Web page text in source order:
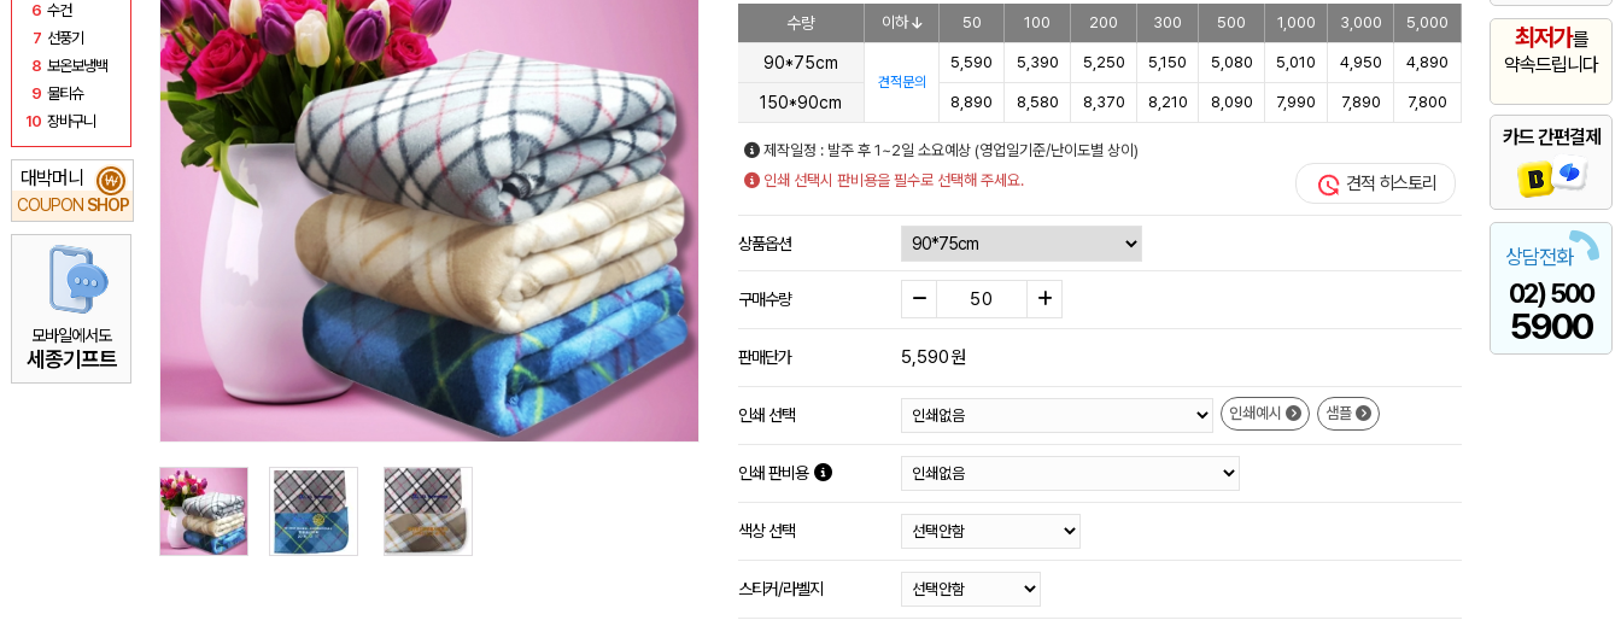
6 수건
7 선풍기
8 보온보냉백
9 물티슈
10 장바구니
대박머니
COUPON SHOP
₩
모바일에서도
세종기프트
최저가를
약속드립니다
카드 간편결제
상담전화
02) 500
5900
수량 이하 50 100 200 300 500 1,000 3,000 5,000
90*75cm
견적문의
5,590 5,390 5,250 5,150 5,080 5,010 4,950 4,890
150*90cm 8,890 8,580 8,370 8,210 8,090 7,990 7,890 7,800
제작일정 : 발주 후 1~2일 소요예상 (영업일기준/난이도별 상이)
인쇄 선택시 판비용을 필수로 선택해 주세요.
견적 히스토리
상품옵션
구매수량
판매단가 5,590원
인쇄 선택 인쇄예시 샘플
인쇄 판비용
색상 선택
스티커/라벨지